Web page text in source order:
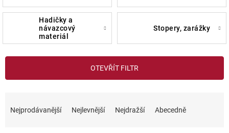
hadičky a
návazcový
materiál
stopery, zarážky
Nejprodávanější Nejlevnější Nejdražší Abecedně
OTEVŘÍT FILTR
V
p